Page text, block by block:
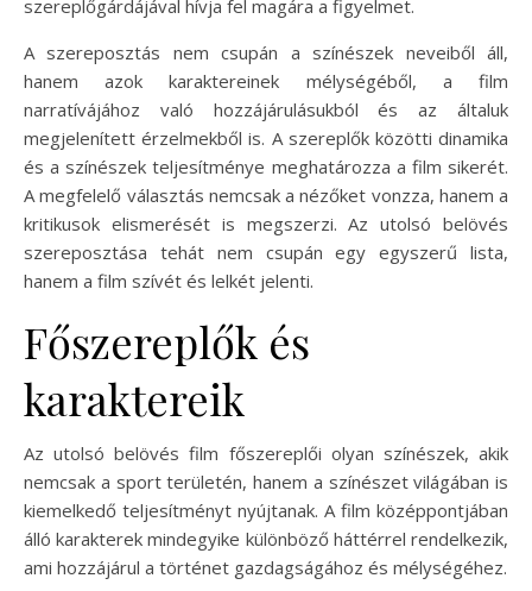
szereplőgárdájával hívja fel magára a figyelmet.
A szereposztás nem csupán a színészek neveiből áll,
hanem azok karaktereinek mélységéből, a film
narratívájához való hozzájárulásukból és az általuk
megjelenített érzelmekből is. A szereplők közötti dinamika
és a színészek teljesítménye meghatározza a film sikerét.
A megfelelő választás nemcsak a nézőket vonzza, hanem a
kritikusok elismerését is megszerzi. Az utolsó belövés
szereposztása tehát nem csupán egy egyszerű lista,
hanem a film szívét és lelkét jelenti.
Főszereplők és
karaktereik
Az utolsó belövés film főszereplői olyan színészek, akik
nemcsak a sport területén, hanem a színészet világában is
kiemelkedő teljesítményt nyújtanak. A film középpontjában
álló karakterek mindegyike különböző háttérrel rendelkezik,
ami hozzájárul a történet gazdagságához és mélységéhez.